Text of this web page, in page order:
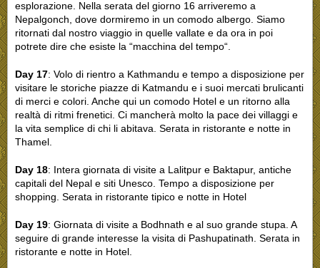
esplorazione. Nella serata del giorno 16 arriveremo a
Nepalgonch, dove dormiremo in un comodo albergo. Siamo
ritornati dal nostro viaggio in quelle vallate e da ora in poi
potrete dire che esiste la “macchina del tempo“.
Day 17: Volo di rientro a Kathmandu e tempo a disposizione per
visitare le storiche piazze di Katmandu e i suoi mercati brulicanti
di merci e colori. Anche qui un comodo Hotel e un ritorno alla
realtà di ritmi frenetici. Ci mancherà molto la pace dei villaggi e
la vita semplice di chi li abitava. Serata in ristorante e notte in
Thamel.
Day 18: Intera giornata di visite a Lalitpur e Baktapur, antiche
capitali del Nepal e siti Unesco. Tempo a disposizione per
shopping. Serata in ristorante tipico e notte in Hotel
Day 19: Giornata di visite a Bodhnath e al suo grande stupa. A
seguire di grande interesse la visita di Pashupatinath. Serata in
ristorante e notte in Hotel.